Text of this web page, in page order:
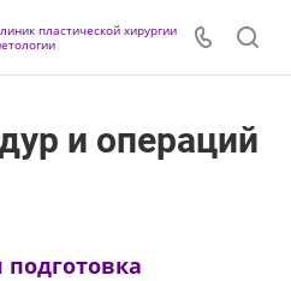
пластической хирургии
и операций